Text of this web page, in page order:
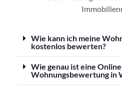
Wie kann ich meine
kostenlos bewerten?
Wie genau ist eine
Wohnungsbewertung in